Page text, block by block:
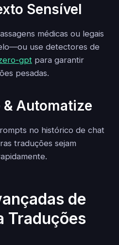
Sensível
médicas ou legais
use detectores de
gpt para garantir
pesadas.
Automatize
no histórico de chat
traduções sejam
de
Traduções